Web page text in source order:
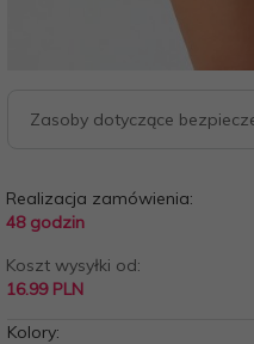
Zasoby dotyczące
Realizacja zamówienia:
48 godzin
Koszt wysyłki od:
16.99 PLN
Kolory: